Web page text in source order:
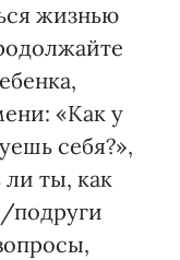
жизнью
«Как у
себя?»,
ли ты, как
подруги